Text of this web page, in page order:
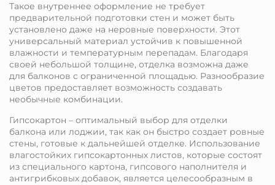
Такое внутреннее оформление не требует
предварительной подготовки стен и может быть
установлено даже на неровные поверхности. Этот
универсальный материал устойчив к повышенной
влажности и температурным перепадам. Благодаря
своей небольшой толщине, отделка возможна даже
для балконов с ограниченной площадью. Разнообразие
цветов предоставляет возможность создавать
необычные комбинации.
Гипсокартон – оптимальный выбор для отделки
балкона или лоджии, так как он быстро создает ровные
стены, готовые к дальнейшей отделке. Использование
влагостойких гипсокартонных листов, которые состоят
из специального картона, гипсового наполнителя и
антигрибковых добавок, является целесообразным в